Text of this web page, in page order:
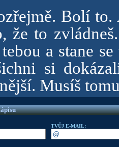
Bolí
že to
a stane
si
Musíš
TVŮJ E-MAIL: